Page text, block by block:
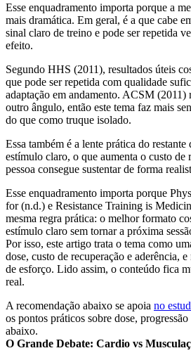
Esse enquadramento importa porque a
mais dramática. Em geral, é a que cabe
sinal claro de treino e pode ser repetida
efeito.
Segundo HHS (2011), resultados úteis
que pode ser repetida com qualidade
adaptação em andamento. ACSM (2011)
outro ângulo, então este tema faz mais
do que como truque isolado.
Essa também é a lente prática do
estímulo claro, o que aumenta o custo de
pessoa consegue sustentar de forma
Esse enquadramento importa porque
for (n.d.) e Resistance Training is
mesma regra prática: o melhor formato
estímulo claro sem tornar a próxima
Por isso, este artigo trata o tema como
dose, custo de recuperação e aderência,
de esforço. Lido assim, o conteúdo fica
real.
A recomendação abaixo se apoia no
os pontos práticos sobre dose,
abaixo.
O Grande Debate: Cardio vs